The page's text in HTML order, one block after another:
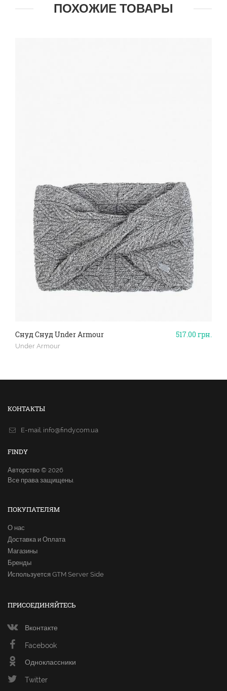
ПОХОЖИЕ ТОВАРЫ
517.00грн.
Снуд Снуд Under Armour
Under Armour
КОНТАКТЫ
E-mail. info@findy.com.ua
FINDY
Авторство © 2026
Все права защищены.
ПОКУПАТЕЛЯМ
О нас
Доставка и Оплата
Магазины
Бренды
Используется GTM Server Side
ПРИСОЕДИНЯЙТЕСЬ
Вконтакте
Facebook
Одноклассники
Twitter